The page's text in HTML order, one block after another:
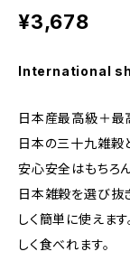
¥3,678
International
日本産最高級＋最
日本の三十九雑穀
安心安全はもちろ
日本雑穀を選び抜
しく簡単に使えま
しく食べれます。